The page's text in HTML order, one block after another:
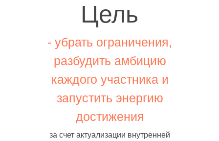
- убрать ограничения,
разбудить амбицию
каждого участника и
запустить энергию
достижения
Цель
за счет актуализации внутренней